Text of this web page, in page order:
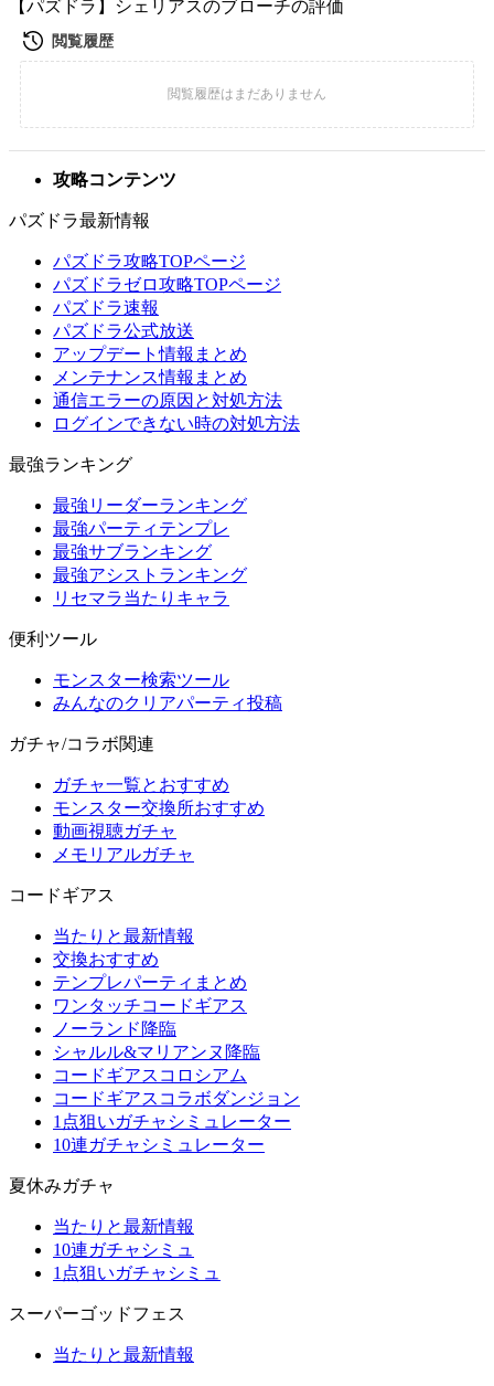
【パズドラ】シェリアスのブローチの評価
攻略コンテンツ
パズドラ最新情報
パズドラ攻略TOPページ
パズドラゼロ攻略TOPページ
パズドラ速報
パズドラ公式放送
アップデート情報まとめ
メンテナンス情報まとめ
通信エラーの原因と対処方法
ログインできない時の対処方法
最強ランキング
最強リーダーランキング
最強パーティテンプレ
最強サブランキング
最強アシストランキング
リセマラ当たりキャラ
便利ツール
モンスター検索ツール
みんなのクリアパーティ投稿
ガチャ/コラボ関連
ガチャ一覧とおすすめ
モンスター交換所おすすめ
動画視聴ガチャ
メモリアルガチャ
コードギアス
当たりと最新情報
交換おすすめ
テンプレパーティまとめ
ワンタッチコードギアス
ノーランド降臨
シャルル&マリアンヌ降臨
コードギアスコロシアム
コードギアスコラボダンジョン
1点狙いガチャシミュレーター
10連ガチャシミュレーター
夏休みガチャ
当たりと最新情報
10連ガチャシミュ
1点狙いガチャシミュ
スーパーゴッドフェス
当たりと最新情報